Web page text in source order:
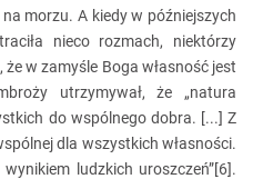
morzu. A kiedy w późniejszych
nieco rozmach, niektórzy
w zamyśle Boga własność jest
utrzymywał, że „natura
do wspólnego dobra. [...] Z
dla wszystkich własności.
ludzkich uroszczeń”[6].